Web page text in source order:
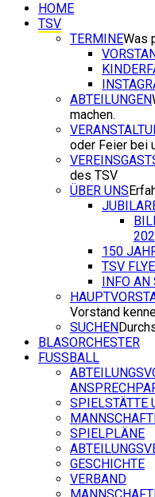
HOME
TSV
TERMINEWas
ABTEILUNGEN
machen.
oder Feier bei
des TSV
ÜBER UNS
150
TSV
INFO
Vorstand
SUCHEN
BLASORCHESTER
FUSSBALL
SPIELSTÄTTE
SPIELPLÄNE
GESCHICHTE
VERBAND